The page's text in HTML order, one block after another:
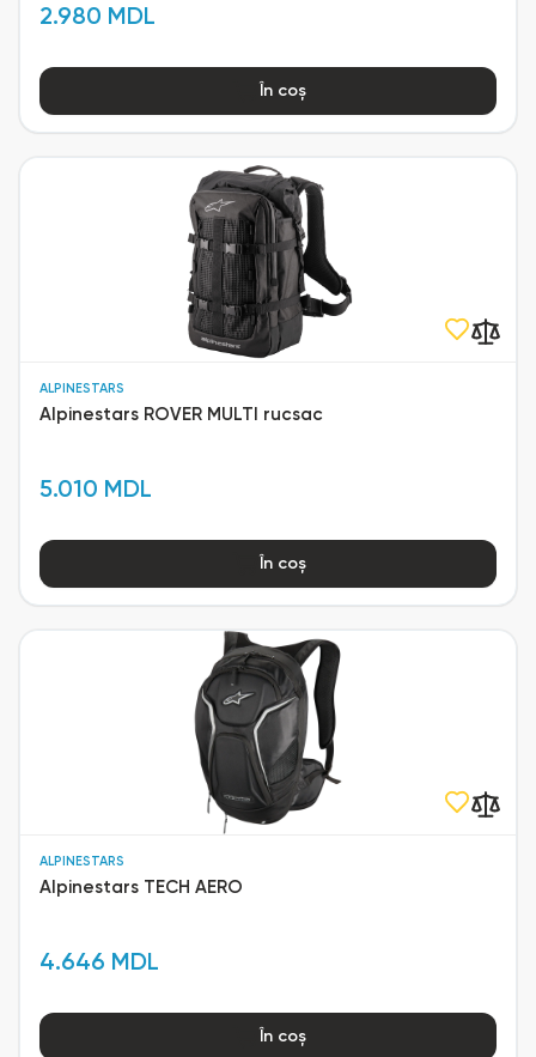
2.980 MDL
În coș
ALPINESTARS
Alpinestars ROVER MULTI rucsac
5.010 MDL
În coș
ALPINESTARS
Alpinestars TECH AERO
4.646 MDL
În coș